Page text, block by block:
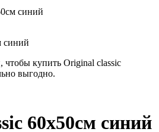
синий
чтобы купить Original classic
выгодно.
60x50см синий